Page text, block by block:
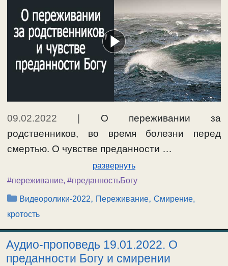
09.02.2022
О переживании за
родственников, во время болезни перед
смертью. О чувстве преданности …
развернуть
#переживание, #преданностьБогу
Рубрики
Видеоролики-2022, Переживание,Смирение,
кротость
Аудио-проповедь 19.01.2022. О
преданности Богу и смирении